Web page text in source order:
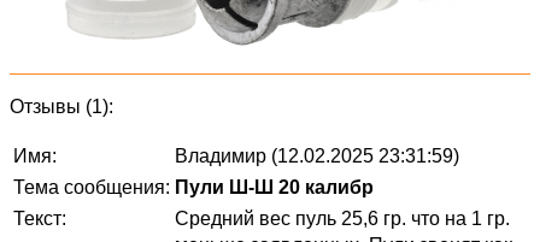
Отзывы (1):
Имя:
Владимир (12.02.2025 23:31:59)
Тема сообщения: Пули Ш-Ш 20 калибр
Текст:
Средний вес пуль 25,6 гр. что на 1 гр.